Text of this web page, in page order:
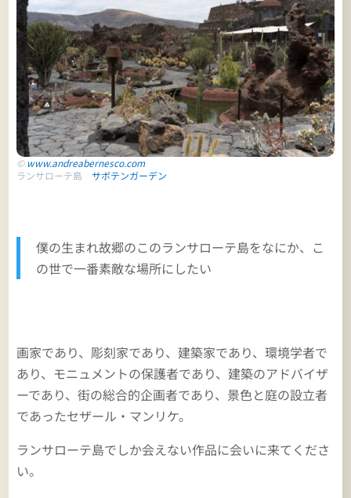
©www.andreabernesco.com
ランサローテ島サボテンガーデン
僕の生まれ故郷のこのランサローテ島をなにか、こ
の世で一番素敵な場所にしたい
画家であり、彫刻家であり、建築家であり、環境学者で
あり、モニュメントの保護者であり、建築のアドバイザ
ーであり、街の総合的企画者であり、景色と庭の設立者
であったセザール・マンリケ。
ランサローテ島でしか会えない作品に会いに来てくださ
い。